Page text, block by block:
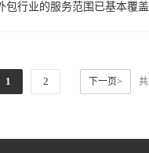
包行业的服务范围已基本覆
1 2 下一页>